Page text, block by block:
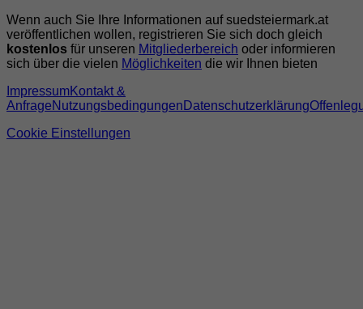
Wenn auch Sie Ihre Informationen auf suedsteiermark.at
veröffentlichen wollen, registrieren Sie sich doch gleich
kostenlos für unseren Mitgliederbereich oder informieren
sich über die vielen Möglichkeiten die wir Ihnen bieten
ImpressumKontakt &
AnfrageNutzungsbedingungen Datenschutzerklärung
Cookie Einstellungen